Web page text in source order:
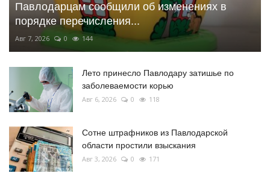
Павлодарцам сообщили об изменениях в
порядке перечисления...
Авг 7, 2026 0 144
Лето принесло Павлодару затишье по
заболеваемости корью
Авг 6, 2026 0 118
Сотне штрафников из Павлодарской
области простили взыскания
Авг 3, 2026 0 171